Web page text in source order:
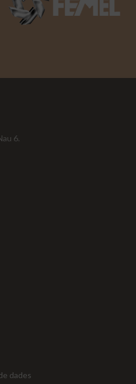
6.
dades